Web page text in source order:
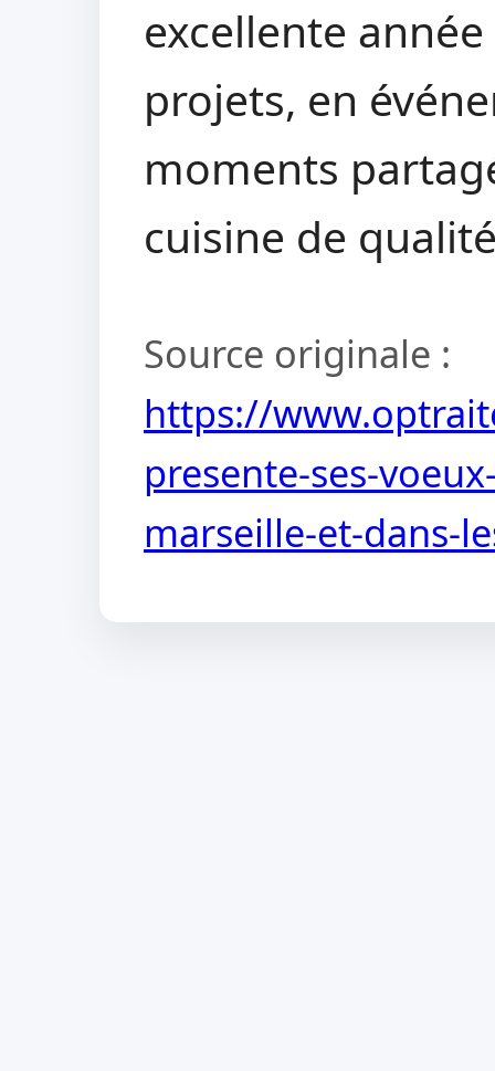
excellente
projets, en
moments
cuisine de
Source originale :
https://
presente-ses-
marseille-et-dans-